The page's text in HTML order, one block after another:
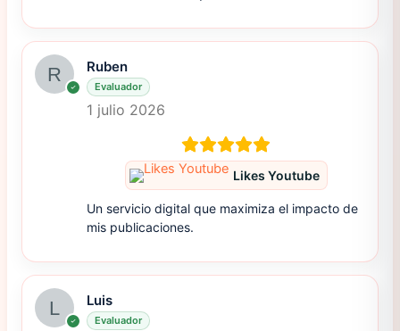
Ruben
Evaluador
1 julio 2026
Likes Youtube
Un servicio digital que maximiza el impacto de
mis publicaciones.
Luis
Evaluador